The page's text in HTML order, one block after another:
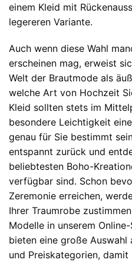
einem Kleid mit
legereren Variante.
Auch wenn diese Wahl
erscheinen mag, erweist
Welt der Brautmode als
welche Art von Hochzeit
Kleid sollten stets im
besondere Leichtigkeit
genau für Sie bestimmt
entspannt zurück und
beliebtesten Boho-
verfügbar sind. Schon
Zeremonie erreichen,
Ihrer Traumrobe
Modelle in unserem
bieten eine große
und Preiskategorien,